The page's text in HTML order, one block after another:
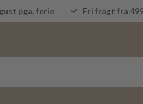
pga. ferie Fri fragt fra